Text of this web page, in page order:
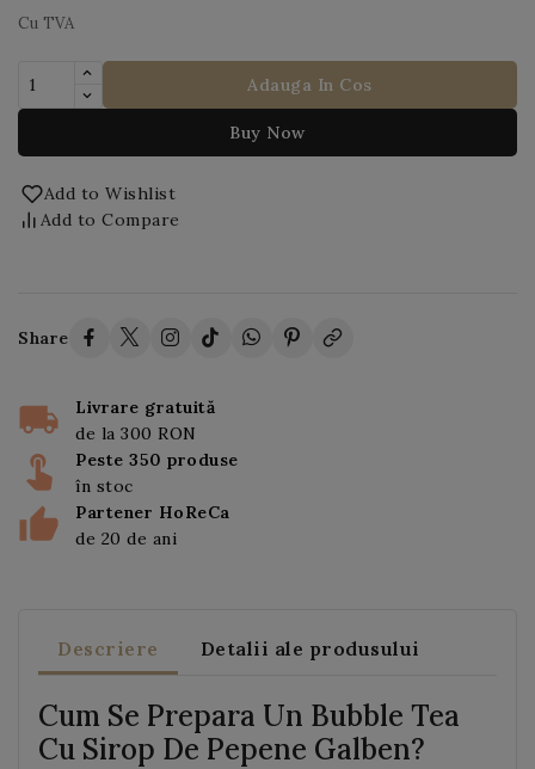
Cu TVA
Adauga In Cos
Buy Now
Add to Wishlist
Add to Compare
Share
Livrare gratuită
de la 300 RON
Peste 350 produse
în stoc
Partener HoReCa
de 20 de ani
Descriere Detalii ale produsului
Cum Se Prepara Un Bubble Tea
Cu Sirop De Pepene Galben?